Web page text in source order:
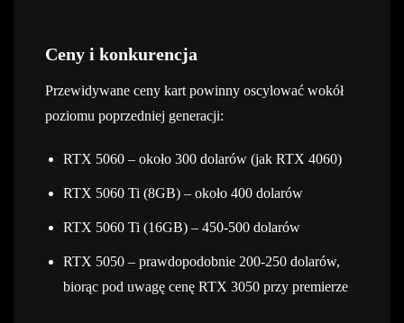
Ceny i konkurencja
Przewidywane ceny kart powinny oscylować wokół
poziomu poprzedniej generacji:
RTX 5060 – około 300 dolarów (jak RTX 4060)
RTX 5060 Ti (8GB) – około 400 dolarów
RTX 5060 Ti (16GB) – 450-500 dolarów
RTX 5050 – prawdopodobnie 200-250 dolarów,
biorąc pod uwagę cenę RTX 3050 przy premierze